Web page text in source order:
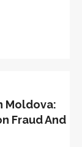
Moldova:
Fraud And